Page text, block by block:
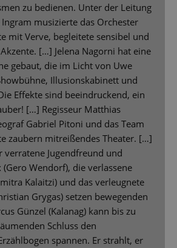
zu bedienen. Unter der Leitung
musizierte das Orchester
mit Verve, begleitete sensibel und
[…] Jelena Nagorni hat eine
gebaut, die im Licht von Uwe
Illusionskabinett und
Effekte sind beeindruckend, ein
[…] Regisseur Matthias
Gabriel Pitoni und das Team
zaubern mitreißendes Theater. […]
verratene Jugendfreund und
Wendorf), die verlassene
Kalaitzi) und das verleugnete
Grygas) setzen bewegenden
Günzel (Kalanag) kann bis zu
Schluss den
spannen. Er strahlt, er